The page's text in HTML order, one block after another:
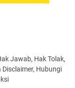
Jawab, Hak Tolak,
Hubungi